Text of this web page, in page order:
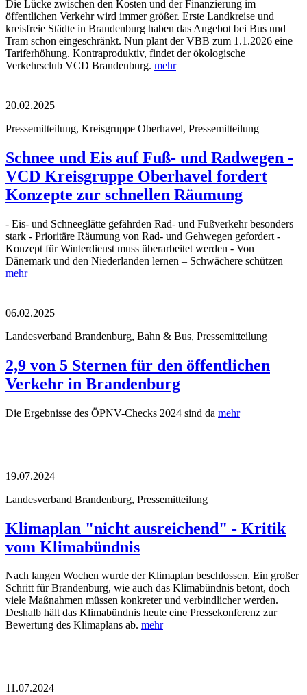
Die Lücke zwischen den Kosten und der Finanzierung im
öffentlichen Verkehr wird immer größer. Erste Landkreise und
kreisfreie Städte in Brandenburg haben das Angebot bei Bus und
Tram schon eingeschränkt. Nun plant der VBB zum 1.1.2026 eine
Tariferhöhung. Kontraproduktiv, findet der ökologische
Verkehrsclub VCD Brandenburg. mehr
20.02.2025
Pressemitteilung, Kreisgruppe Oberhavel, Pressemitteilung
Schnee und Eis auf Fuß- und Radwegen -
VCD Kreisgruppe Oberhavel fordert
Konzepte zur schnellen Räumung
- Eis- und Schneeglätte gefährden Rad- und Fußverkehr besonders
stark - Prioritäre Räumung von Rad- und Gehwegen gefordert -
Konzept für Winterdienst muss überarbeitet werden - Von
Dänemark und den Niederlanden lernen – Schwächere schützen
mehr
06.02.2025
Landesverband Brandenburg, Bahn & Bus, Pressemitteilung
2,9 von 5 Sternen für den öffentlichen
Verkehr in Brandenburg
Die Ergebnisse des ÖPNV-Checks 2024 sind da mehr
19.07.2024
Landesverband Brandenburg, Pressemitteilung
Klimaplan "nicht ausreichend" - Kritik
vom Klimabündnis
Nach langen Wochen wurde der Klimaplan beschlossen. Ein großer
Schritt für Brandenburg, wie auch das Klimabündnis betont, doch
viele Maßnahmen müssen konkreter und verbindlicher werden.
Deshalb hält das Klimabündnis heute eine Pressekonferenz zur
Bewertung des Klimaplans ab. mehr
11.07.2024